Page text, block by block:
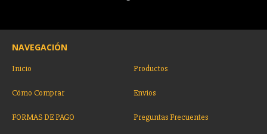
NAVEGACIÓN
Inicio Productos
Cómo Comprar Envios
FORMAS DE PAGO Preguntas Frecuentes